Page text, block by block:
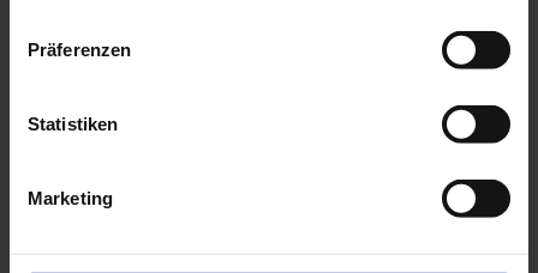
Präferenzen
Statistiken
Marketing
Hochästhetisches, nichtinvasives Veneering